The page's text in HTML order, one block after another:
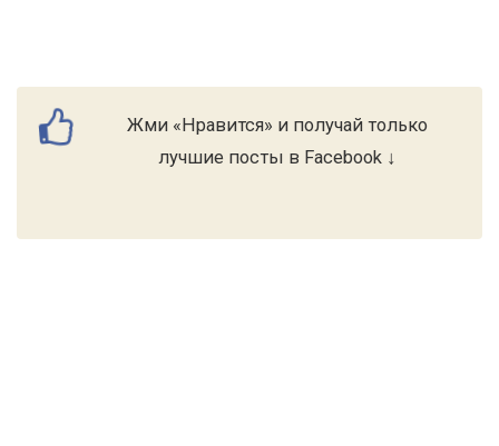
Жми «Нравится» и получай только
лучшие посты в Facebook ↓